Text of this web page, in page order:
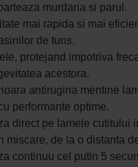
murdaria si parul.
mai rapida si mai
de tuns.
protejand impotriva
acestora.
antirugina mentine
performante optime.
direct pe lamele cutitului
miscare, de la o distanta
continuu cel putin 5